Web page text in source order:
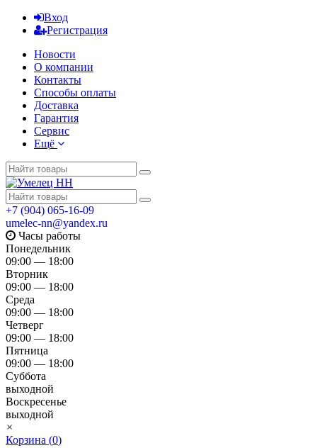
Вход
Регистрация
Новости
О компании
Контакты
Способы оплаты
Доставка
Гарантия
Сервис
Ещё
+7 (904) 065-16-09
umelec-nn@yandex.ru
Часы работы
Понедельник
09:00 — 18:00
Вторник
09:00 — 18:00
Среда
09:00 — 18:00
Четверг
09:00 — 18:00
Пятница
09:00 — 18:00
Суббота
выходной
Воскресенье
выходной
×
Корзина (0)